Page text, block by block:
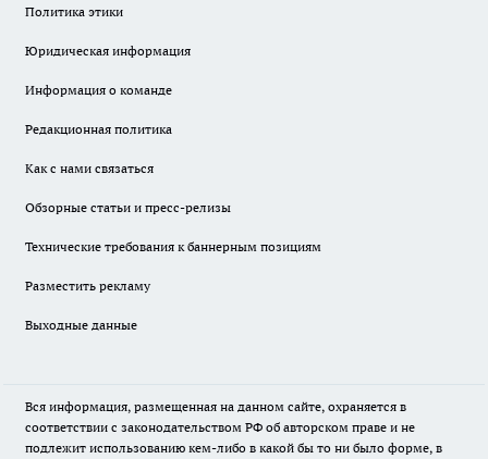
Политика этики
Юридическая информация
Информация о команде
Редакционная политика
Как с нами связаться
Обзорные статьи и пресс-релизы
Технические требования к баннерным позициям
Разместить рекламу
Выходные данные
Вся информация, размещенная на данном сайте, охраняется в
соответствии с законодательством РФ об авторском праве и не
подлежит использованию кем-либо в какой бы то ни было форме, в